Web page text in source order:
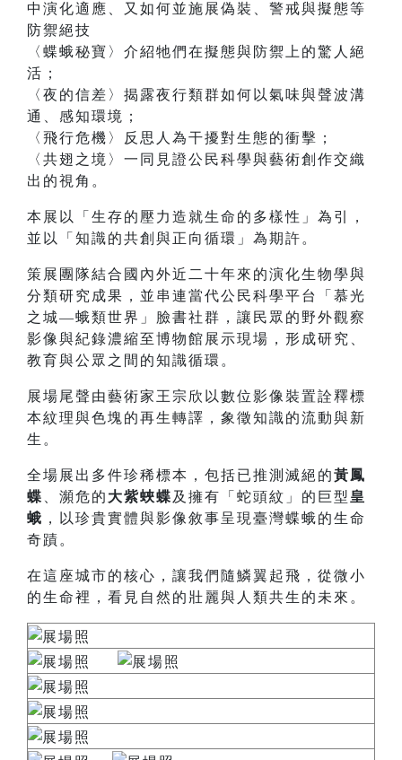
中演化適應、又如何並施展偽裝、警戒與擬態等
防禦絕技
〈蝶蛾秘寶〉介紹牠們在擬態與防禦上的驚人絕
活；
〈夜的信差〉揭露夜行類群如何以氣味與聲波溝
通、感知環境；
〈飛行危機〉反思人為干擾對生態的衝擊；
〈共翅之境〉一同見證公民科學與藝術創作交織
出的視角。
本展以「生存的壓力造就生命的多樣性」為引，
並以「知識的共創與正向循環」為期許。
策展團隊結合國內外近二十年來的演化生物學與
分類研究成果，並串連當代公民科學平台「慕光
之城—蛾類世界」臉書社群，讓民眾的野外觀察
影像與紀錄濃縮至博物館展示現場，形成研究、
教育與公眾之間的知識循環。
展場尾聲由藝術家王宗欣以數位影像裝置詮釋標
本紋理與色塊的再生轉譯，象徵知識的流動與新
生。
全場展出多件珍稀標本，包括已推測滅絕的黃鳳
蝶 、瀕危的 大紫蛺蝶及擁有「蛇頭紋」的巨型皇
蛾 ，以珍貴實體與影像敘事呈現臺灣蝶蛾的生命
奇蹟。
在這座城市的核心，讓我們隨鱗翼起飛，從微小
的生命裡，看見自然的壯麗與人類共生的未來。